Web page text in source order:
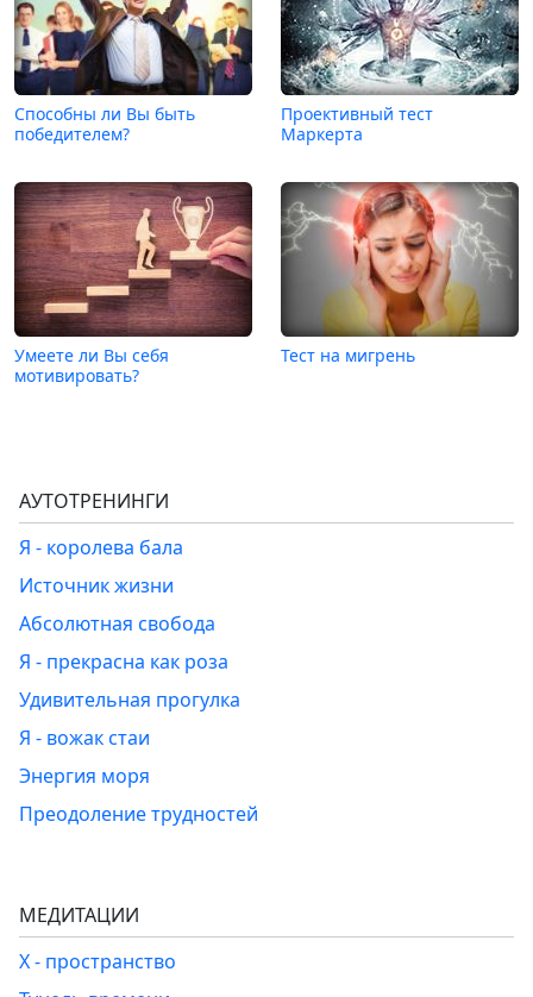
Способны ли Вы быть
победителем?
Проективный тест
Маркерта
Умеете ли Вы себя
мотивировать?
Тест на мигрень
АУТОТРЕНИНГИ
Я - королева бала
Источник жизни
Абсолютная свобода
Я - прекрасна как роза
Удивительная прогулка
Я - вожак стаи
Энергия моря
Преодоление трудностей
МЕДИТАЦИИ
Х - пространство